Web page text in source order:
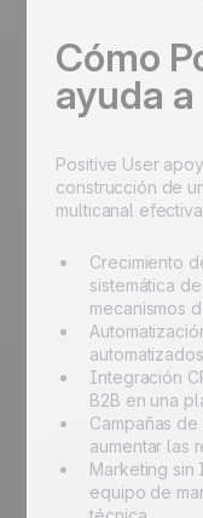
Cómo
ayuda
Positive User
construcción de
multicanal
Crecimiento
sistemática
mecanismos
Integración
B2B en una
Campañas
aumentar las
Marketing sin
equipo de